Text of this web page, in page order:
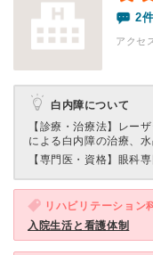
2件
アクセ
白内障について
【診療・治療法】 レー
による白内障の治療、
【専門医・資格】 眼科
リハビリテーション
入院生活と看護体制